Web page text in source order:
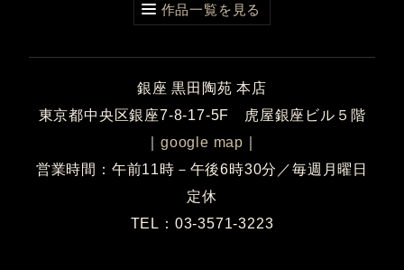
作品一覧を見る
銀座 黒田陶苑 本店
東京都中央区銀座7-8-17-5F 虎屋銀座ビル５階
google map
営業時間：午前11時－午後6時30分／毎週月曜日
定休
TEL：03-3571-3223